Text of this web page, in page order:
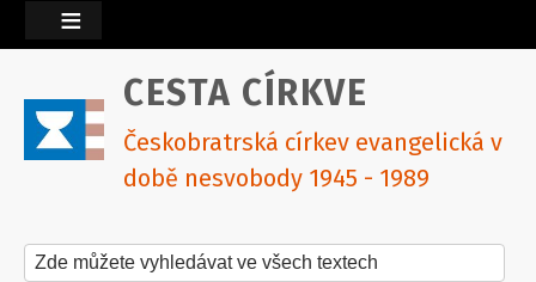
CESTA CÍRKVE
Českobratrská církev evangelická v
době nesvobody 1945 - 1989
Hledat na tomto webu